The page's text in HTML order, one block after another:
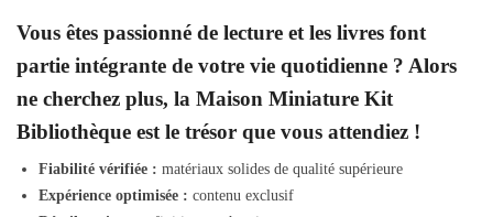
Vous êtes passionné de lecture et les livres font
partie intégrante de votre vie quotidienne ? Alors
ne cherchez plus, la Maison Miniature Kit
Bibliothèque est le trésor que vous attendiez !
Fiabilité vérifiée : matériaux solides de qualité supérieure
Expérience optimisée : contenu exclusif